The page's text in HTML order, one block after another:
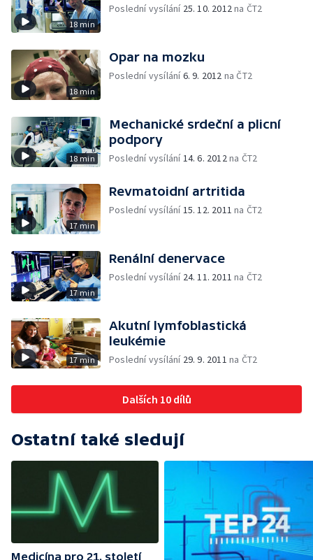
18 min
Poslední vysílání 25. 10. 2012na ČT2
18 min
Opar na mozku
Poslední vysílání6. 9. 2012 na ČT2
18 min
Mechanické srdeční a plicní
podpory
Poslední vysílání14. 6. 2012na ČT2
17 min
Revmatoidní artritida
Poslední vysílání15. 12. 2011 na ČT2
17 min
Renální denervace
Poslední vysílání 24. 11. 2011 na ČT2
17 min
Akutní lymfoblastická
leukémie
Poslední vysílání 29. 9. 2011 na ČT2
Dalších 10 dílů
Ostatní také sledují
Medicína pro 21. století